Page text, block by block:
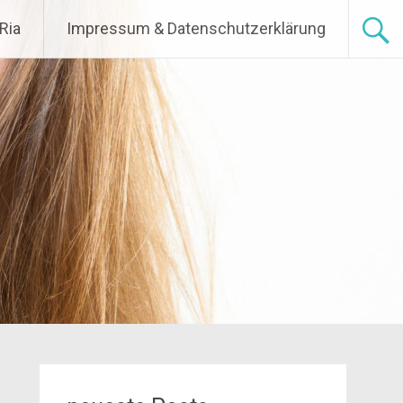
Ria Impressum & Datenschutzerklärung